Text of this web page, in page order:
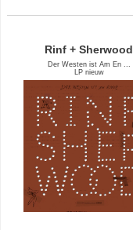
Rinf + Sherwood
Der Westen ist Am En ...
LP nieuw